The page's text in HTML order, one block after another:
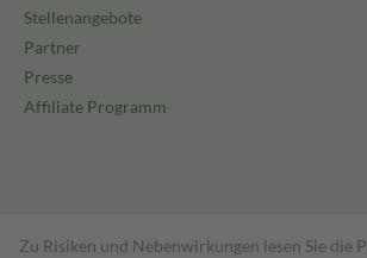
Stellenangebote
Partner
Presse
Affiliate Programm
Zu Risiken und Nebenwirkungen lesen Sie